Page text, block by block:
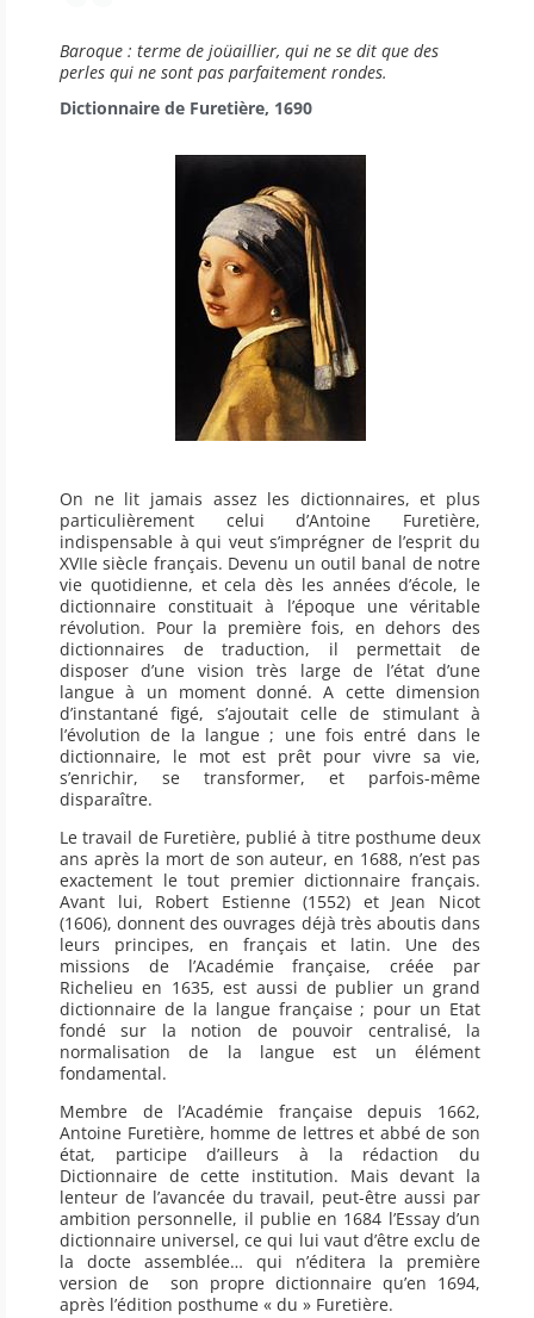
Baroque : terme de joüaillier, qui ne se dit que des
perles qui ne sont pas parfaitement rondes.
Dictionnaire de Furetière, 1690
On ne lit jamais assez les dictionnaires, et plus
particulièrement celui d’Antoine Furetière,
indispensable à qui veut s’imprégner de l’esprit du
XVIIe siècle français. Devenu un outil banal de notre
vie quotidienne, et cela dès les années d’école, le
dictionnaire constituait à l’époque une véritable
révolution. Pour la première fois, en dehors des
dictionnaires de traduction, il permettait de
disposer d’une vision très large de l’état d’une
langue à un moment donné. A cette dimension
d’instantané figé, s’ajoutait celle de stimulant à
l’évolution de la langue ; une fois entré dans le
dictionnaire, le mot est prêt pour vivre sa vie,
s’enrichir, se transformer, et parfois-même
disparaître.
Le travail de Furetière, publié à titre posthume deux
ans après la mort de son auteur, en 1688, n’est pas
exactement le tout premier dictionnaire français.
Avant lui, Robert Estienne (1552) et Jean Nicot
(1606), donnent des ouvrages déjà très aboutis dans
leurs principes, en français et latin. Une des
missions de l’Académie française, créée par
Richelieu en 1635, est aussi de publier un grand
dictionnaire de la langue française ; pour un Etat
fondé sur la notion de pouvoir centralisé, la
normalisation de la langue est un élément
fondamental.
Membre de l’Académie française depuis 1662,
Antoine Furetière, homme de lettres et abbé de son
état, participe d’ailleurs à la rédaction du
Dictionnaire de cette institution. Mais devant la
lenteur de l’avancée du travail, peut-être aussi par
ambition personnelle, il publie en 1684 l’Essay d’un
dictionnaire universel, ce qui lui vaut d’être exclu de
la docte assemblée… qui n’éditera la première
version de son propre dictionnaire qu’en 1694,
après l’édition posthume « du » Furetière.